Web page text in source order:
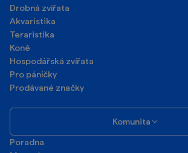
Drobná zvířata
Akvaristika
Teraristika
Koně
Hospodářská zvířata
Pro páníčky
Prodávané značky
Komunita
Poradna